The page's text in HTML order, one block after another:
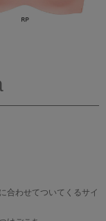
合わせてついてくるサイ